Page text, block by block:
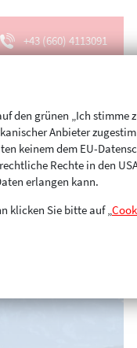
+43 (660) 4113091
Menu
den grünen „Ich stimme
Anbieter
keinem dem EU-
Rechte in den
erlangen kann.
klicken Sie bitte auf „